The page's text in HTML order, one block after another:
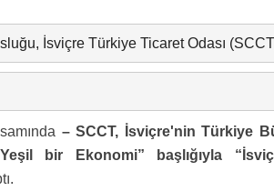
İsviçre Türkiye Ticaret Odası
– SCCT, İsviçre'nin Türkiye
bir Ekonomi” başlığıyla